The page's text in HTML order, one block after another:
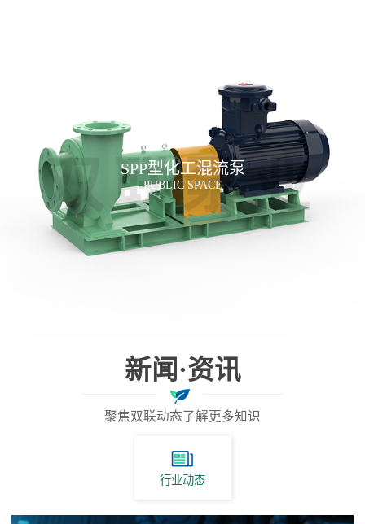
SPP型化工混流泵
PUBLIC SPACE
新闻·资讯
聚焦双联动态了解更多知识
行业动态